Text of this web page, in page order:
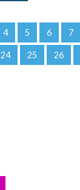
4 5 6 7
24 25 26